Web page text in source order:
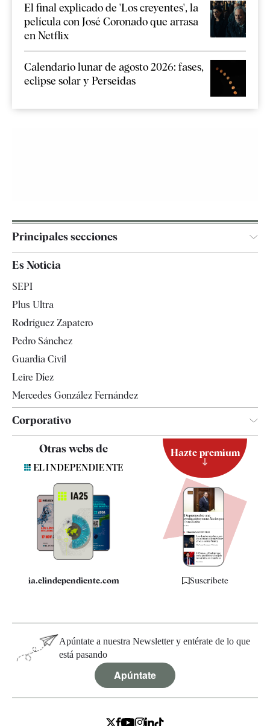
El final explicado de 'Los creyentes', la
película con José Coronado que arrasa
en Netflix
Calendario lunar de agosto 2026: fases,
eclipse solar y Perseidas
Principales secciones
España
Televisión
Es Noticia
SEPI
Plus Ultra
Rodríguez Zapatero
Pedro Sánchez
Guardia Civil
Leire Díez
Mercedes González Fernández
Corporativo
Contacto
Quiénes somos
Especificaciones
Otras webs de
ia.elindependiente.com
Hazte premium
Suscríbete
Apúntate a nuestra Newsletter y entérate de lo que
está pasando
Apúntate